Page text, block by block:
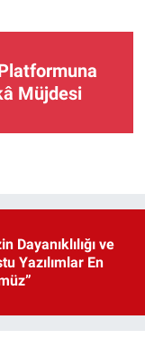
Müjdesi
Dayanıklılığı ve
Yazılımlar En